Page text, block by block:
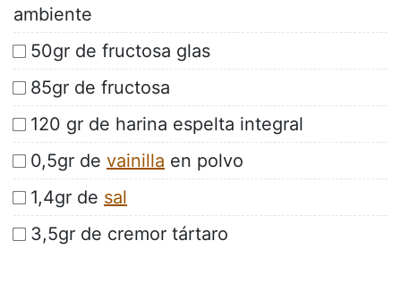
ambiente
50gr de fructosa glas
85gr de fructosa
120 gr de harina espelta integral
0,5gr de vainilla en polvo
1,4gr de sal
3,5gr de cremor tártaro